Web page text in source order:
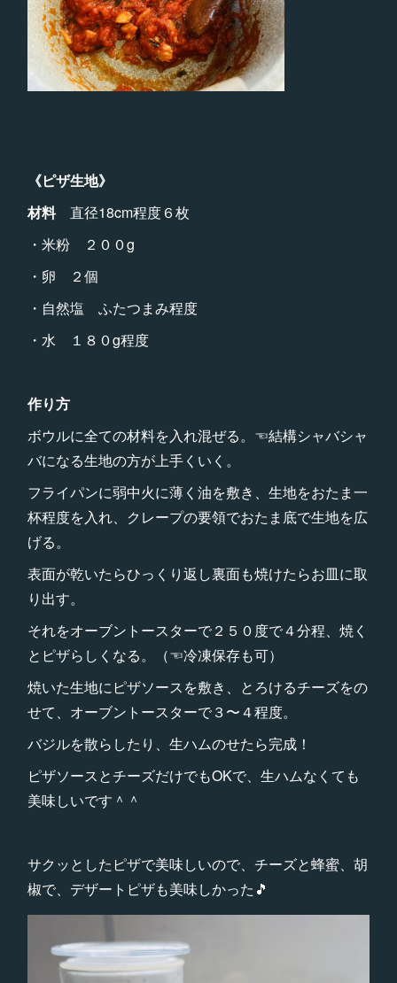
《ピザ生地》
材料 直径18cm程度６枚
・米粉 ２００g
・卵 ２個
・自然塩 ふたつまみ程度
・水 １８０g程度
作り方
ボウルに全ての材料を入れ混ぜる。☜結構シャバシャ
バになる生地の方が上手くいく。
フライパンに弱中火に薄く油を敷き、生地をおたま一
杯程度を入れ、クレープの要領でおたま底で生地を広
げる。
表面が乾いたらひっくり返し裏面も焼けたらお皿に取
り出す。
それをオーブントースターで２５０度で４分程、焼く
とピザらしくなる。（☜冷凍保存も可）
焼いた生地にピザソースを敷き、とろけるチーズをの
せて、オーブントースターで３〜４程度。
バジルを散らしたり、生ハムのせたら完成！
ピザソースとチーズだけでもOKで、生ハムなくても
美味しいです＾＾
サクッとしたピザで美味しいので、チーズと蜂蜜、胡
椒で、デザートピザも美味しかった🎵